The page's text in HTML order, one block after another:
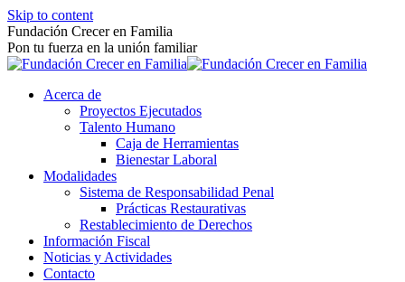
Skip to content
Fundación Crecer en Familia
Pon tu fuerza en la unión familiar
Acerca de
Proyectos Ejecutados
Talento Humano
Caja de Herramientas
Bienestar Laboral
Modalidades
Sistema de Responsabilidad Penal
Prácticas Restaurativas
Restablecimiento de Derechos
Información Fiscal
Noticias y Actividades
Contacto